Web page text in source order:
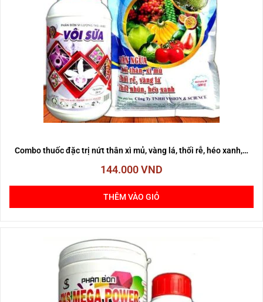
Combo thuốc đặc trị nứt thân xì mủ, vàng lá, thối rễ, héo xanh,…
144.000VND
THÊM VÀO GIỎ